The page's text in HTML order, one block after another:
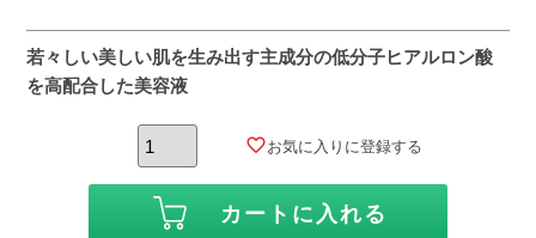
若々しい美しい肌を生み出す主成分の低分子ヒアルロン酸
を高配合した美容液
お気に入りに登録する
カートに入れる